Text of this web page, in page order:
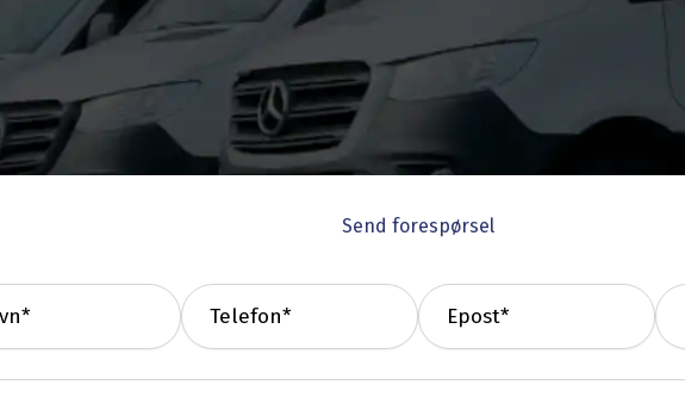
Send forespørsel